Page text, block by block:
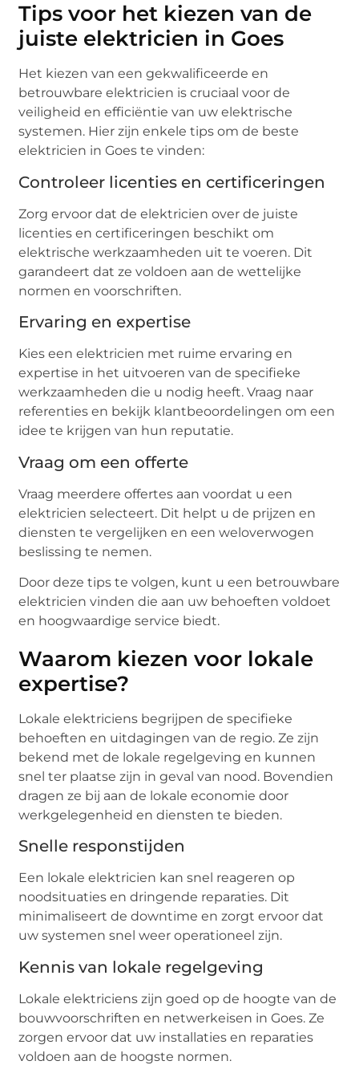
Tips voor het kiezen van de
juiste elektricien in Goes
Het kiezen van een gekwalificeerde en
betrouwbare elektricien is cruciaal voor de
veiligheid en efficiëntie van uw elektrische
systemen. Hier zijn enkele tips om de beste
elektricien in Goes te vinden:
Controleer licenties en certificeringen
Zorg ervoor dat de elektricien over de juiste
licenties en certificeringen beschikt om
elektrische werkzaamheden uit te voeren. Dit
garandeert dat ze voldoen aan de wettelijke
normen en voorschriften.
Ervaring en expertise
Kies een elektricien met ruime ervaring en
expertise in het uitvoeren van de specifieke
werkzaamheden die u nodig heeft. Vraag naar
referenties en bekijk klantbeoordelingen om een
idee te krijgen van hun reputatie.
Vraag om een offerte
Vraag meerdere offertes aan voordat u een
elektricien selecteert. Dit helpt u de prijzen en
diensten te vergelijken en een weloverwogen
beslissing te nemen.
Door deze tips te volgen, kunt u een betrouwbare
elektricien vinden die aan uw behoeften voldoet
en hoogwaardige service biedt.
Waarom kiezen voor lokale
expertise?
Lokale elektriciens begrijpen de specifieke
behoeften en uitdagingen van de regio. Ze zijn
bekend met de lokale regelgeving en kunnen
snel ter plaatse zijn in geval van nood. Bovendien
dragen ze bij aan de lokale economie door
werkgelegenheid en diensten te bieden.
Snelle responstijden
Een lokale elektricien kan snel reageren op
noodsituaties en dringende reparaties. Dit
minimaliseert de downtime en zorgt ervoor dat
uw systemen snel weer operationeel zijn.
Kennis van lokale regelgeving
Lokale elektriciens zijn goed op de hoogte van de
bouwvoorschriften en netwerkeisen in Goes. Ze
zorgen ervoor dat uw installaties en reparaties
voldoen aan de hoogste normen.